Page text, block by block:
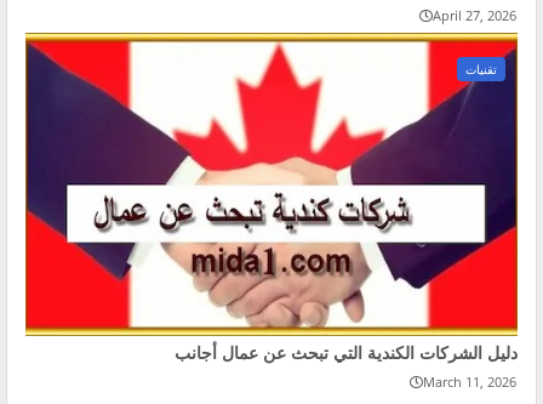
April 27, 2026
تقنيات
دليل الشركات الكندية التي تبحث عن عمال أجانب
March 11, 2026